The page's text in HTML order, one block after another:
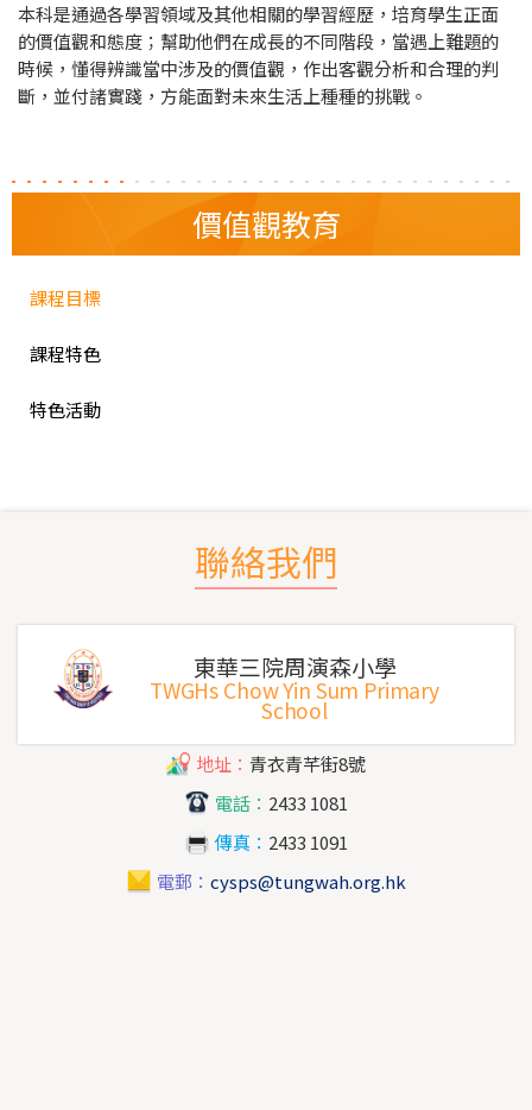
本科是通過各學習領域及其他相關的學習經歷，培育學生正面
的價值觀和態度；幫助他們在成長的不同階段，當遇上難題的
時候，懂得辨識當中涉及的價值觀，作出客觀分析和合理的判
斷，並付諸實踐，方能面對未來生活上種種的挑戰。
價值觀教育
課程目標
課程特色
特色活動
聯絡我們
東華三院周演森小學
TWGHs Chow Yin Sum Primary
School
地址： 青衣青芊街8號
電話： 2433 1081
傳真： 2433 1091
電郵： cysps@tungwah.org.hk